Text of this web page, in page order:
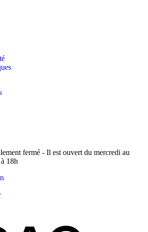
fermé - Il est ouvert du mercredi au
18h